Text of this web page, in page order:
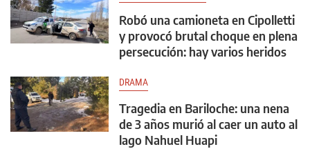
Robó una camioneta en Cipolletti
y provocó brutal choque en plena
persecución: hay varios heridos
DRAMA
Tragedia en Bariloche: una nena
de 3 años murió al caer un auto al
lago Nahuel Huapi